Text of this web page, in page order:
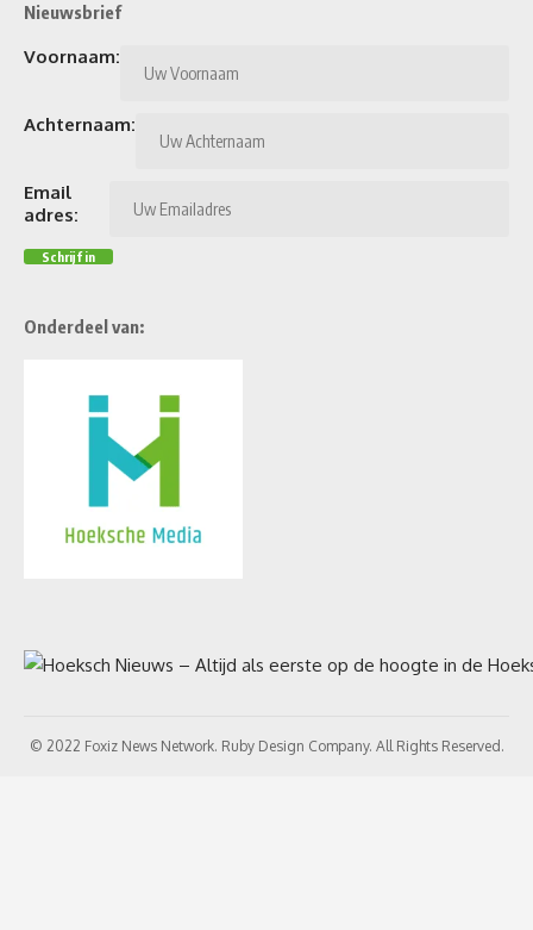
Nieuwsbrief
Voornaam:
Achternaam:
Email
adres:
Onderdeel van:
© 2022 Foxiz News Network. Ruby Design Company. All Rights Reserved.